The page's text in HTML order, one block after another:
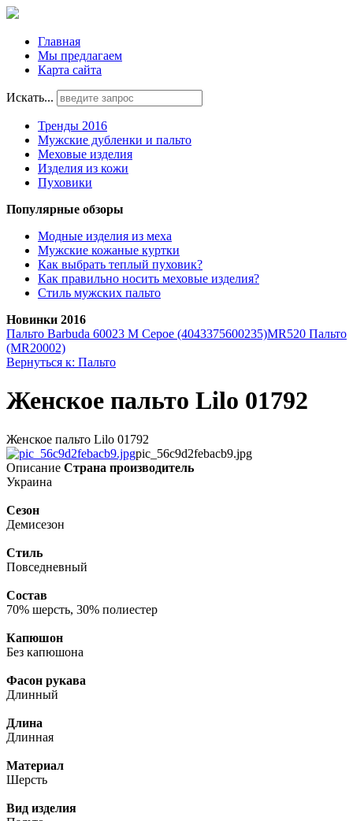
Главная
Мы предлагаем
Карта сайта
Искать...
Тренды 2016
Мужские дубленки и пальто
Меховые изделия
Изделия из кожи
Пуховики
Популярные обзоры
Модные изделия из меха
Мужские кожаные куртки
Как выбрать теплый пуховик?
Как правильно носить меховые изделия?
Стиль мужских пальто
Новинки 2016
Пальто Barbuda 60023 M Серое (4043375600235)MR520 Пальто
(MR20002)
Вернуться к: Пальто
Женское пальто Lilo 01792
Женское пальто Lilo 01792
pic_56c9d2febacb9.jpg
Описание Страна производитель
Украина
Сезон
Демисезон
Стиль
Повседневный
Состав
70% шерсть, 30% полиестер
Капюшон
Без капюшона
Фасон рукава
Длинный
Длина
Длинная
Материал
Шерсть
Вид изделия